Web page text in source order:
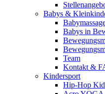
Babys &
Babys in
Team
Kontakt &
Kindersport
Hip-Hop